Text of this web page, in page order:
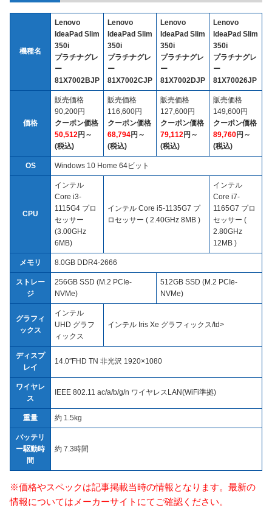
機種名
Lenovo
IdeaPad Slim
350i
プラチナグレ
ー
81X7002BJP
Lenovo
IdeaPad Slim
350i
プラチナグレ
ー
81X7002CJP
Lenovo
IdeaPad Slim
350i
プラチナグレ
ー
81X7002DJP
Lenovo
IdeaPad Slim
350i
プラチナグレ
ー
81X70026JP
価格
販売価格
90,200円
クーポン価格
50,512円～
(税込)
販売価格
116,600円
クーポン価格
68,794円～
(税込)
販売価格
127,600円
クーポン価格
79,112円～
(税込)
販売価格
149,600円
クーポン価格
89,760円～
(税込)
OS Windows 10 Home 64ビット
CPU
インテル
Core i3-
1115G4 プロ
セッサー
(3.00GHz
6MB)
インテル Core i5-1135G7 プ
ロセッサー ( 2.40GHz 8MB )
インテル
Core i7-
1165G7 プロ
セッサー (
2.80GHz
12MB )
メモリ 8.0GB DDR4-2666
ストレー
ジ
256GB SSD (M.2 PCIe-
NVMe)
512GB SSD (M.2 PCIe-
NVMe)
グラフィ
ックス
インテル
UHD グラフ
ィックス
インテル Iris Xe グラフィックス/td>
ディスプ
レイ
14.0″FHD TN 非光沢 1920×1080
ワイヤレ
ス
IEEE 802.11 ac/a/b/g/n ワイヤレスLAN(WiFi準拠)
重量 約 1.5kg
バッテリ
ー駆動時
間
約 7.3時間
※価格やスペックは記事掲載当時の情報となります。最新の
情報についてはメーカーサイトにてご確認ください。